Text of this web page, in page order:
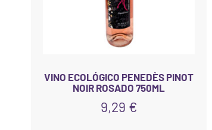
VINO ECOLÓGICO PENEDÈS PINOT
NOIR ROSADO 750ML
9,29 €